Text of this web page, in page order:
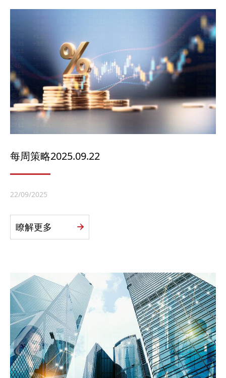
每周策略2025.09.22
22/09/2025
瞭解更多